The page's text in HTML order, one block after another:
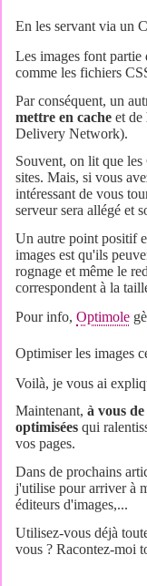
En les servant via un
Les images font partie
comme les fichiers
Par conséquent, un
mettre en cache et de
Delivery Network).
Souvent, on lit que
sites. Mais, si vous
intéressant de vous
serveur sera allégé et
Un autre point positif
images est qu'ils
rognage et même le
correspondent à la
Pour info, Optimole
Optimiser les images
Voilà, je vous ai
Maintenant, à vous
optimisées qui
vos pages.
Dans de prochains
j'utilise pour arriver à
éditeurs d'images,...
Utilisez-vous déjà
vous ? Racontez-moi